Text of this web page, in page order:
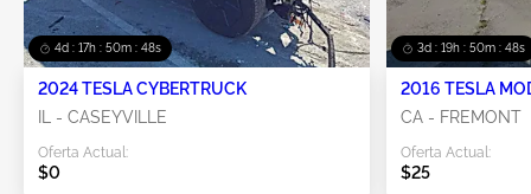
4d : 17h : 50m : 48s
2024 TESLA CYBERTRUCK
IL - CASEYVILLE
Oferta Actual:
$0
3d : 19h : 50m : 48s
2016 TESLA
CA - FREMONT
Oferta Actual:
$25